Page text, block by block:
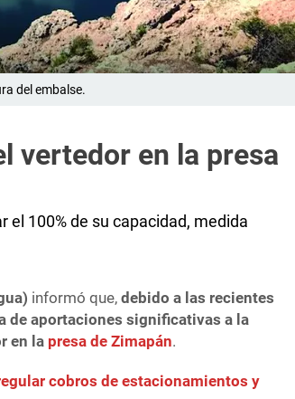
del embalse.
vertedor en la presa
el 100% de su capacidad, medida
informó que, debido a las recientes
de aportaciones significativas a la
en la presa de Zimapán.
cobros de estacionamientos y